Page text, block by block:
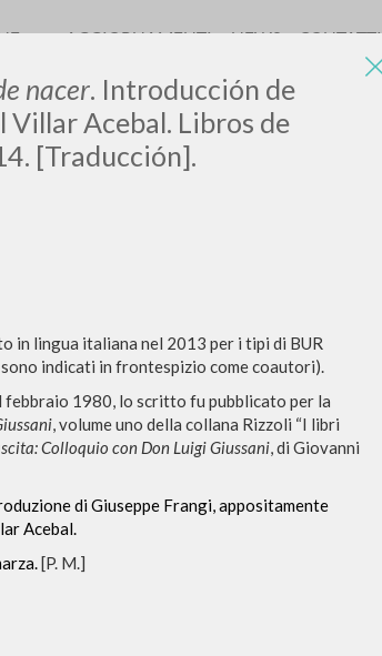
nacer. Introducción de
Villar Acebal. Libros de
[Traducción].
in lingua italiana nel 2013 per i tipi di BUR
indicati in frontespizio come coautori).
febbraio 1980, lo scritto fu pubblicato per la
, volume uno della collana Rizzoli “I libri
Colloquio con Don Luigi Giussani, di Giovanni
di Giuseppe Frangi, appositamente
Acebal.
[P. M.]
AGGIORNAMENTIENEWS CONTATTI